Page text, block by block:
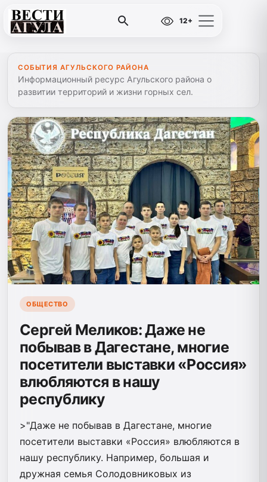
12+
СОБЫТИЯ АГУЛЬСКОГО РАЙОНА
Информационный ресурс Агульского района о
развитии территорий и жизни горных сел.
ОБЩЕСТВО
Сергей Меликов: Даже не
побывав в Дагестане, многие
посетители выставки «Россия»
влюбляются в нашу
республику
>"Даже не побывав в Дагестане, многие
посетители выставки «Россия» влюбляются в
нашу республику. Например, большая и
дружная семья Солодовниковых из